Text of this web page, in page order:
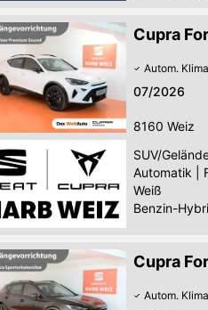
Cupra
Autom.
07/2026
8160 Weiz
SUV/
Automatik
Weiß
Benzin-
Cupra
Autom.